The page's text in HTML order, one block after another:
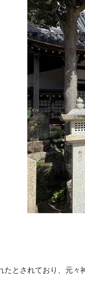
とされており、元